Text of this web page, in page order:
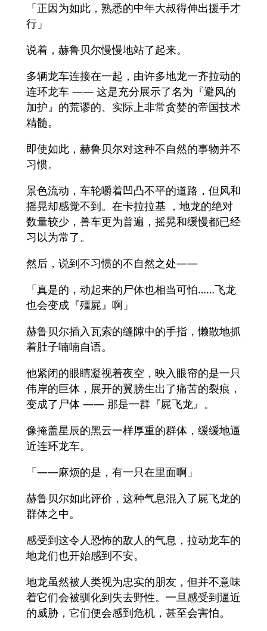
「正因为如此，熟悉的中年大叔得伸出援手才
行」
说着，赫鲁贝尔慢慢地站了起来。
多辆龙车连接在一起，由许多地龙一齐拉动的
连环龙车 —— 这是充分展示了名为『避风的
加护』的荒谬的、实际上非常贪婪的帝国技术
精髓。
即使如此，赫鲁贝尔对这种不自然的事物并不
习惯。
景色流动，车轮嚼着凹凸不平的道路，但风和
摇晃却感觉不到。在卡拉拉基 ，地龙的绝对
数量较少，兽车更为普遍，摇晃和缓慢都已经
习以为常了。
然后，说到不习惯的不自然之处——
「真是的，动起来的尸体也相当可怕……飞龙
也会变成『殭屍』啊」
赫鲁贝尔插入瓦索的缝隙中的手指，懒散地抓
着肚子喃喃自语。
他紧闭的眼睛凝视着夜空，映入眼帘的是一只
伟岸的巨体，展开的翼膀生出了痛苦的裂痕，
变成了尸体 —— 那是一群『屍飞龙』。
像掩盖星辰的黑云一样厚重的群体，缓缓地逼
近连环龙车。
「——麻烦的是，有一只在里面啊」
赫鲁贝尔如此评价，这种气息混入了屍飞龙的
群体之中。
感受到这令人恐怖的敌人的气息，拉动龙车的
地龙们也开始感到不安。
地龙虽然被人类视为忠实的朋友，但并不意味
着它们会被驯化到失去野性。一旦感受到逼近
的威胁，它们便会感到危机，甚至会害怕。